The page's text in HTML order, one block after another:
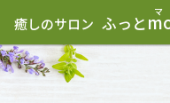
癒しのサロン ふっと